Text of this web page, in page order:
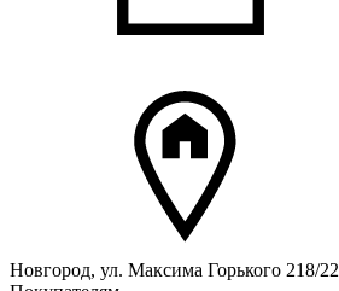
Новгород, ул. Максима Горького 218/22